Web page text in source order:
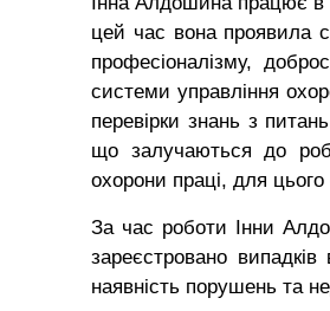
цей час вона проявила
професіоналізму,
системи управління
перевірки знань з
що залучаються до
охорони праці, для
За час роботи Інни
зареєстровано
наявність порушень та